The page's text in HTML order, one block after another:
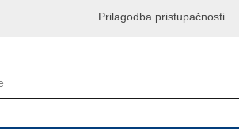
Prilagodba pristupačnosti